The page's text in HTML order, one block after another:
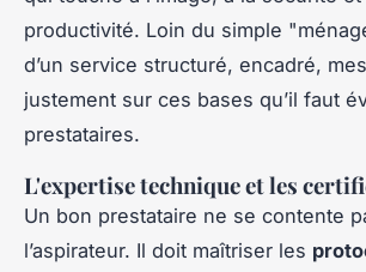
productivité. Loin du simple
d’un service structuré, encadré,
justement sur ces bases qu’il faut
prestataires.
L'expertise technique et les
Un bon prestataire ne se contente
l’aspirateur. Il doit maîtriser les